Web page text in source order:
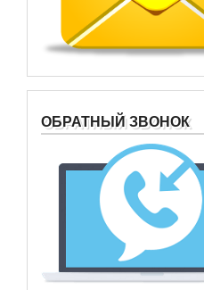
ОБРАТНЫЙ ЗВОНОК